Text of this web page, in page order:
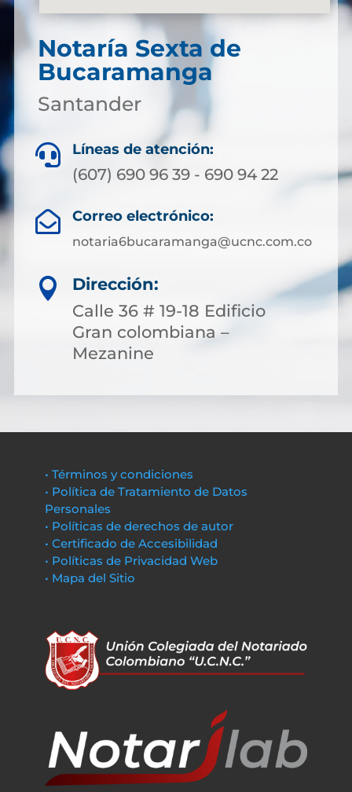
Notaría Sexta de
Bucaramanga
Santander
 Líneas de atención:
(607) 690 96 39 - 690 94 22
 Correo electrónico:
notaria6bucaramanga@ucnc.com.co

Dirección:
Calle 36 # 19-18 Edificio
Gran colombiana –
Mezanine
• Términos y condiciones
• Política de Tratamiento de Datos
Personales
• Políticas de derechos de autor
• Certificado de Accesibilidad
• Políticas de Privacidad Web
• Mapa del Sitio